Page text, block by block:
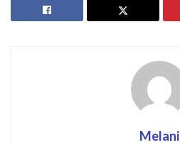
Melani